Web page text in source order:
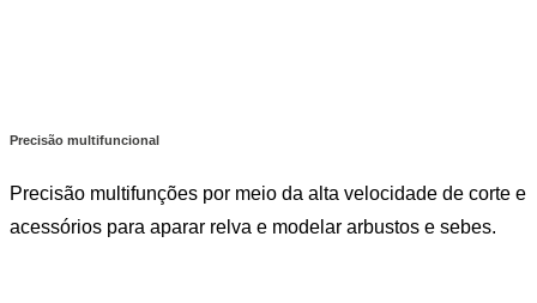
Precisão multifuncional
Precisão multifunções por meio da alta velocidade de corte e
acessórios para aparar relva e modelar arbustos e sebes.